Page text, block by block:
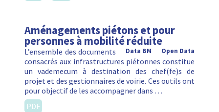
Aménagements piétons et pour
personnes à mobilité réduite
Open Data
Data BM
L’ensemble des documents
consacrés aux infrastructures piétonnes constitue
un vademecum à destination des chef(fe)s de
projet et des gestionnaires de voirie. Ces outils ont
pour objectif de les accompagner dans …
PDF